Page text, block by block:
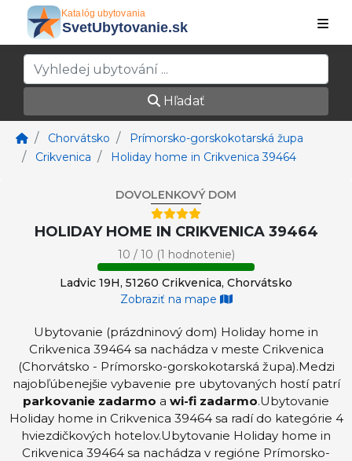
Hľadať
Chorvátsko
Prímorsko-gorskokotarská župa
Crikvenica
Holiday home in Crikvenica 39464
DOVOLENKOVÝ DOM
HOLIDAY HOME IN CRIKVENICA 39464
10 / 10 (1 hodnotenie)
Ladvic 19H, 51260 Crikvenica, Chorvátsko
Zobraziť na mape
Ubytovanie (prázdninový dom) Holiday home in
Crikvenica 39464 sa nachádza v meste Crikvenica
(Chorvátsko - Prímorsko-gorskokotarská župa).Medzi
najobľúbenejšie vybavenie pre ubytovaných hostí patrí
parkovanie zadarmo a wi-fi zadarmo.Ubytovanie
Holiday home in Crikvenica 39464 sa radí do kategórie 4
hviezdičkových hotelov.Ubytovanie Holiday home in
Crikvenica 39464 sa nachádza v regióne Prímorsko-